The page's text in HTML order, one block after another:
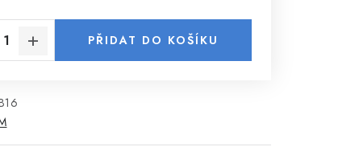
PŘIDAT DO KOŠÍKU